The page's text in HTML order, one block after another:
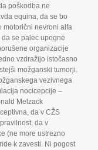
poškodba ne
equina,da se bo
motorični nevroni alfa
da se palec upogne
organizacije
vzdražijo istočasno
možganski tumorji.
vezivnega
nocicepcije –
Melzack
,da v CŽS
,da v
(ne more ustrezno
k zavesti. Ni pogost